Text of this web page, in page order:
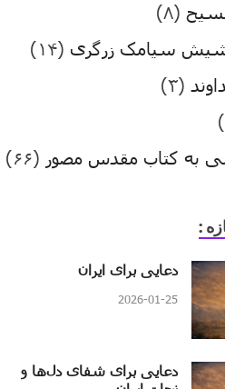
(۸)
سیامک زرگری (۱۴)
(۳)
به کتاب مقدس مصور (۶۶)
:
دعایی برای ایران
2026-01-25
دعایی برای شفای دل‌ها و